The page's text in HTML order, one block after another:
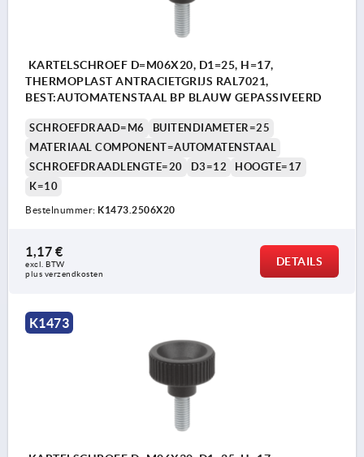
KARTELSCHROEF D=M06X20, D1=25, H=17,
THERMOPLAST ANTRACIETGRIJS RAL7021,
BEST:AUTOMATENSTAAL BP BLAUW GEPASSIVEERD
SCHROEFDRAAD=M6
BUITENDIAMETER=25
MATERIAAL COMPONENT=AUTOMATENSTAAL
SCHROEFDRAADLENGTE=20
D3=12
HOOGTE=17
K=10
Bestelnummer: K1473.2506X20
1,17 €
excl. BTW
plus verzendkosten
DETAILS
K1473